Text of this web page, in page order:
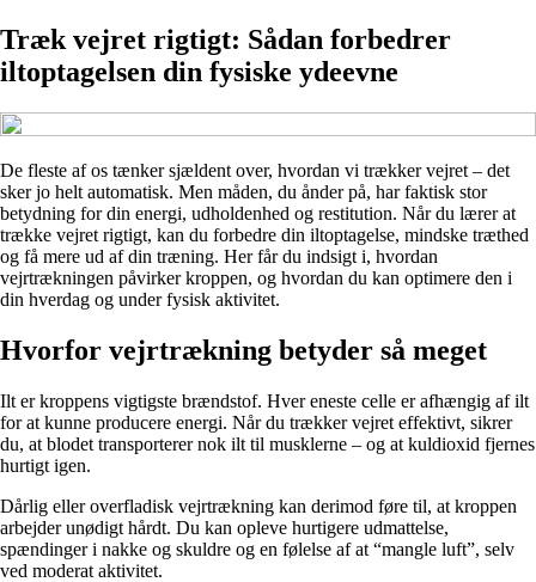
Træk vejret rigtigt: Sådan forbedrer
iltoptagelsen din fysiske ydeevne
De fleste af os tænker sjældent over, hvordan vi trækker vejret – det
sker jo helt automatisk. Men måden, du ånder på, har faktisk stor
betydning for din energi, udholdenhed og restitution. Når du lærer at
trække vejret rigtigt, kan du forbedre din iltoptagelse, mindske træthed
og få mere ud af din træning. Her får du indsigt i, hvordan
vejrtrækningen påvirker kroppen, og hvordan du kan optimere den i
din hverdag og under fysisk aktivitet.
Hvorfor vejrtrækning betyder så meget
Ilt er kroppens vigtigste brændstof. Hver eneste celle er afhængig af ilt
for at kunne producere energi. Når du trækker vejret effektivt, sikrer
du, at blodet transporterer nok ilt til musklerne – og at kuldioxid fjernes
hurtigt igen.
Dårlig eller overfladisk vejrtrækning kan derimod føre til, at kroppen
arbejder unødigt hårdt. Du kan opleve hurtigere udmattelse,
spændinger i nakke og skuldre og en følelse af at “mangle luft”, selv
ved moderat aktivitet.